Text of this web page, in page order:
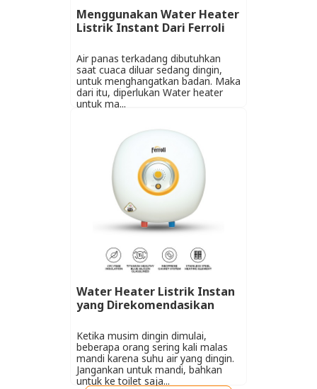
Menggunakan Water Heater
Listrik Instant Dari Ferroli
Air panas terkadang dibutuhkan
saat cuaca diluar sedang dingin,
untuk menghangatkan badan. Maka
dari itu, diperlukan Water heater
untuk ma...
Water Heater Listrik Instan
yang Direkomendasikan
Ketika musim dingin dimulai,
beberapa orang sering kali malas
mandi karena suhu air yang dingin.
Jangankan untuk mandi, bahkan
untuk ke toilet saja...